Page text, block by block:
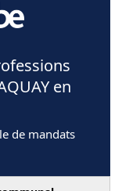
en
de mandats